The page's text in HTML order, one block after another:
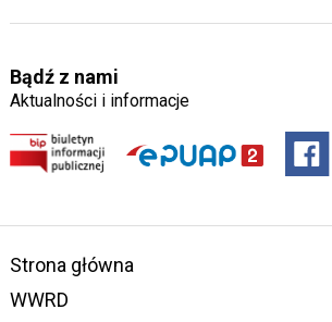
Bądź z nami
Aktualności i informacje
Strona główna
WWRD